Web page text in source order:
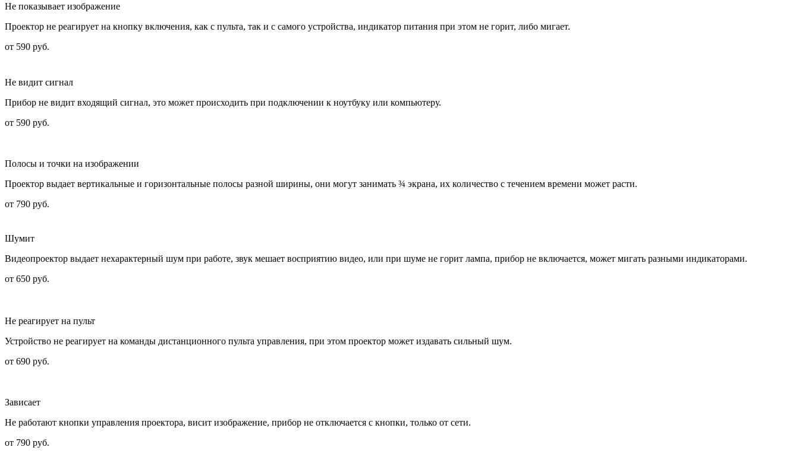
Не показывает изображение
Проектор не реагирует на кнопку включения, как с пульта, так и с самого устройства, индикатор питания при этом не горит, либо мигает.
от 590 руб.
Не видит сигнал
Прибор не видит входящий сигнал, это может происходить при подключении к ноутбуку или компьютеру.
от 590 руб.
Полосы и точки на изображении
Проектор выдает вертикальные и горизонтальные полосы разной ширины, они могут занимать ¾ экрана, их количество с течением времени может расти.
от 790 руб.
Шумит
Видеопроектор выдает нехарактерный шум при работе, звук мешает восприятию видео, или при шуме не горит лампа, прибор не включается, может мигать разными индикаторами.
от 650 руб.
Не реагирует на пульт
Устройство не реагирует на команды дистанционного пульта управления, при этом проектор может издавать сильный шум.
от 690 руб.
Зависает
Не работают кнопки управления проектора, висит изображение, прибор не отключается с кнопки, только от сети.
от 790 руб.